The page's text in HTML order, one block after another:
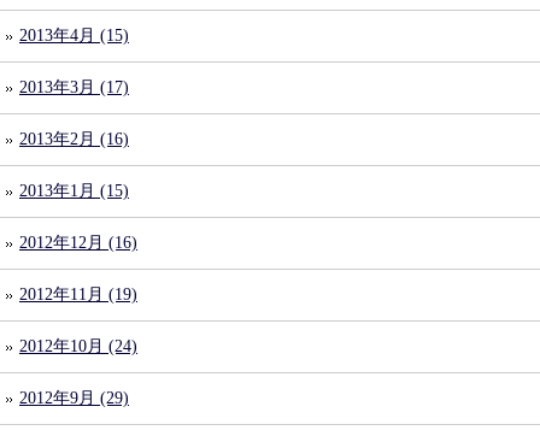
2013年4月 (15)
2013年3月 (17)
2013年2月 (16)
2013年1月 (15)
2012年12月 (16)
2012年11月 (19)
2012年10月 (24)
2012年9月 (29)